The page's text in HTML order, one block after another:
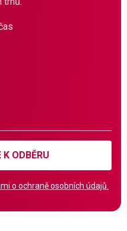
ODBĚRU
o ochraně osobních údajů.